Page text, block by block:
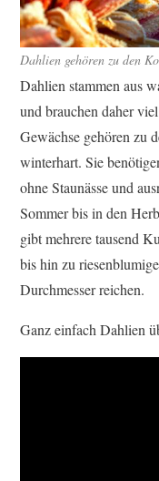
Dahlien gehören zu den
Dahlien stammen aus
und brauchen daher
Gewächse gehören zu
winterhart. Sie
ohne Staunässe und
Sommer bis in den
gibt mehrere tausend
bis hin zu
Durchmesser reichen.
Ganz einfach Dahlien